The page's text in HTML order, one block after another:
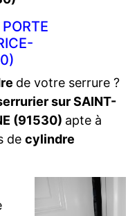
de votre serrure ?
sur SAINT-
(91530) apte à
de cylindre